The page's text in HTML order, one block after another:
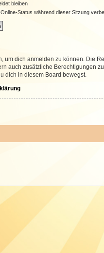
bleiben
Online-Status während dieser Sitzung
um dich anmelden zu können. Die
auch zusätzliche Berechtigungen
dich in diesem Board bewegst.